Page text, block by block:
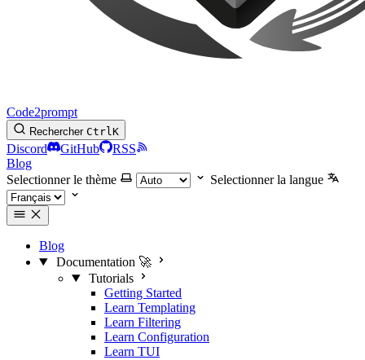
Code2prompt
Rechercher CtrlK
Discord GitHub
RSS
Blog
Selectionner le thème
Selectionner la langue
Blog
Documentation 🚀
Tutorials
Getting Started
Learn Templating
Learn Filtering
Learn Configuration
Learn TUI